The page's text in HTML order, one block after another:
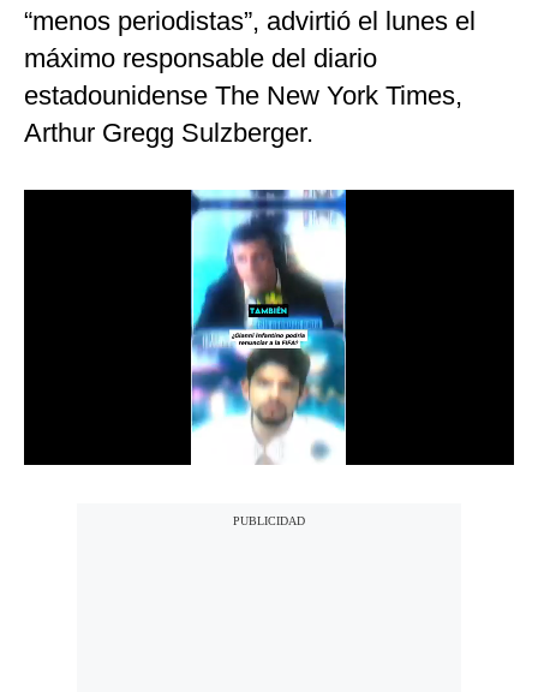
Club del Suscriptor
G de Gestión
“menos periodistas”, advirtió el lunes el
máximo responsable del diario
estadounidense The New York Times,
Arthur Gregg Sulzberger.